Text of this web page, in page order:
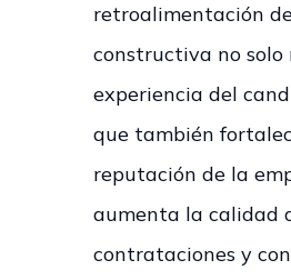
retroalimentación
constructiva no solo
experiencia del
que también
reputación de la
aumenta la calidad
contrataciones y